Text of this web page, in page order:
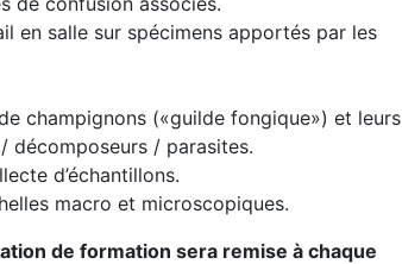
en salle sur spécimens apportés par les
champignons («guilde fongique») et leurs
décomposeurs / parasites.
d’échantillons.
macro et microscopiques.
de formation sera remise à chaque